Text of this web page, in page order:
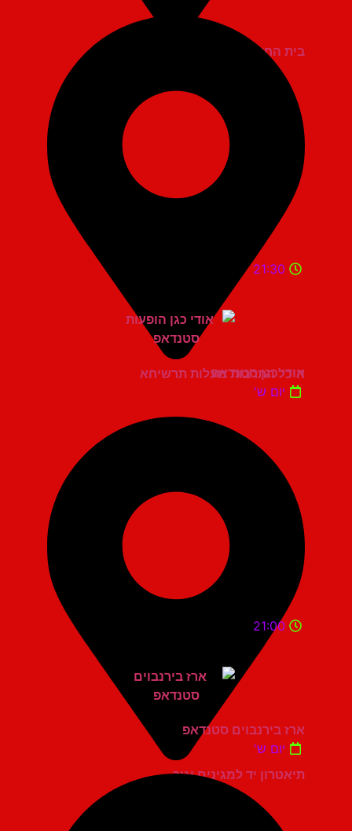
בית החייל תל אביב
היכל התרבות מעלות תרשיחא
21:30
אודי כגן סטנדאפ
יום ש'
תיאטרון יד למגינים יגור
21:00
ארז בירנבוים סטנדאפ
יום ש'